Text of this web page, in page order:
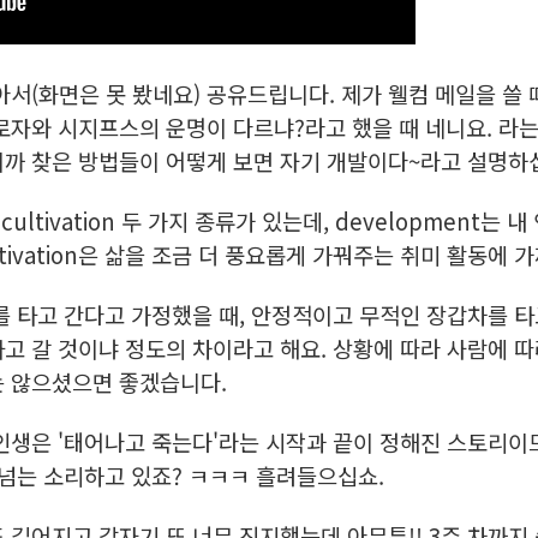
(화면은 못 봤네요) 공유드립니다. 제가 웰컴 메일을 쓸
와 시지프스의 운명이 다르냐?라고 했을 때 네니요. 라
찾은 방법들이 어떻게 보면 자기 개발이다~라고 설명하
두 가지 종류가 있는데, development는 내
은 삶을 조금 더 풍요롭게 가꿔주는 취미 활동에
타고 간다고 가정했을 때, 안정적이고 무적인 장갑차를
갈 것이냐 정도의 차이라고 해요. 상황에 따라 사람에
으셨으면 좋겠습니다.
은 '태어나고 죽는다'라는 시작과 끝이 정해진 스토리
는 소리하고 있죠? ㅋㅋㅋ 흘려들으십쇼.